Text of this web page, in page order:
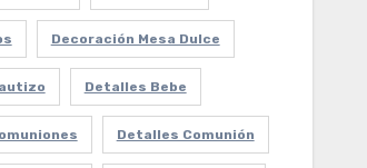
Decoración Mesa Dulce
Detalles Bebe
Detalles Comunión